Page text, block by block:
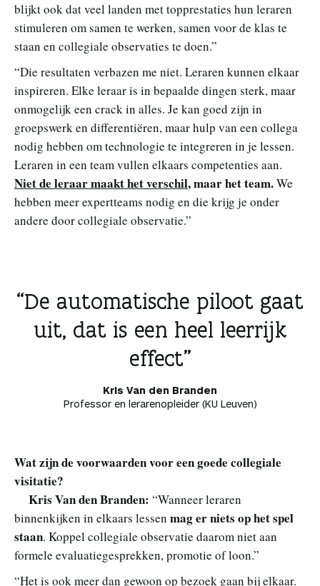
blijkt ook dat veel landen met topprestaties hun leraren
stimuleren om samen te werken, samen voor de klas te
staan en collegiale observaties te doen.”
“Die resultaten verbazen me niet. Leraren kunnen elkaar
inspireren. Elke leraar is in bepaalde dingen sterk, maar
onmogelijk een crack in alles. Je kan goed zijn in
groepswerk en differentiëren, maar hulp van een collega
nodig hebben om technologie te integreren in je lessen.
Leraren in een team vullen elkaars competenties aan.
Niet de leraar maakt het verschil, maar het team.We
hebben meer expertteams nodig en die krijg je onder
andere door collegiale observatie.”
De automatische piloot gaat
uit, dat is een heel leerrijk
effect
Kris Van den Branden
Professor en lerarenopleider (KU Leuven)
Wat zijn de voorwaarden voor een goede collegiale
visitatie?
Kris Van den Branden: “Wanneer leraren
binnenkijken in elkaars lessen mag er niets op het spel
staan. Koppel collegiale observatie daarom niet aan
formele evaluatiegesprekken, promotie of loon.”
“Het is ook meer dan gewoon op bezoek gaan bij elkaar.